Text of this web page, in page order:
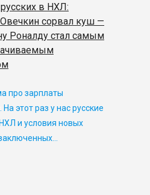
в НХЛ:
сорвал куш —
Роналду стал самым
про зарплаты
этот раз у нас русские
и условия новых